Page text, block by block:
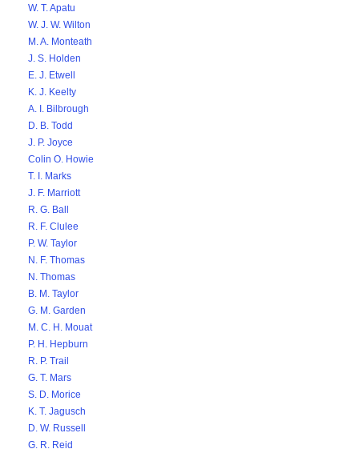
W. T. Apatu
W. J. W. Wilton
M. A. Monteath
J. S. Holden
E. J. Etwell
K. J. Keelty
A. I. Bilbrough
D. B. Todd
J. P. Joyce
Colin O. Howie
T. I. Marks
J. F. Marriott
R. G. Ball
R. F. Clulee
P. W. Taylor
N. F. Thomas
N. Thomas
B. M. Taylor
G. M. Garden
M. C. H. Mouat
P. H. Hepburn
R. P. Trail
G. T. Mars
S. D. Morice
K. T. Jagusch
D. W. Russell
G. R. Reid